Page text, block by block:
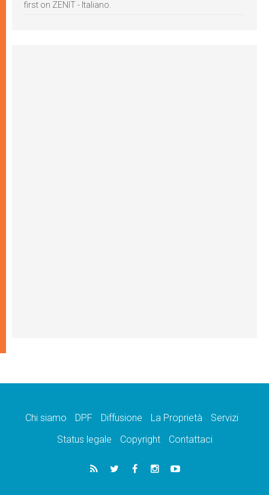
first on ZENIT - Italiano.
Chi siamo DPF Diffusione La Proprietà
Servizi
Status legale
Copyright Contattaci